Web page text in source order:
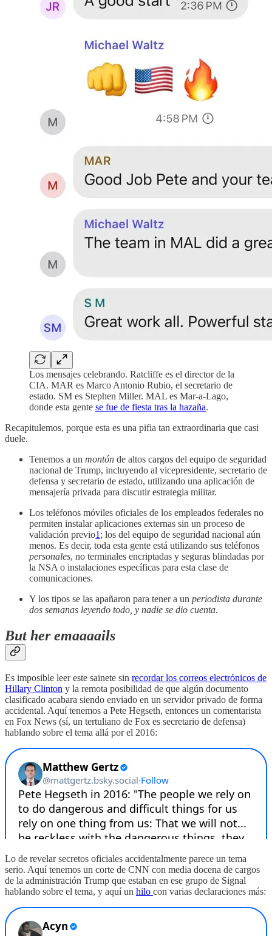
Los mensajes celebrando. Ratcliffe es el director de la
CIA. MAR es Marco Antonio Rubio, el secretario de
estado. SM es Stephen Miller. MAL es Mar-a-Lago,
donde esta gente se fue de fiesta tras la hazaña.
Recapitulemos, porque esta es una pifia tan extraordinaria que casi
duele.
Tenemos a un montón de altos cargos del equipo de seguridad
nacional de Trump, incluyendo al vicepresidente, secretario de
defensa y secretario de estado, utilizando una aplicación de
mensajería privada para discutir estrategia militar.
Los teléfonos móviles oficiales de los empleados federales no
permiten instalar aplicaciones externas sin un proceso de
validación previo1 ; los del equipo de seguridad nacional aún
menos. Es decir, toda esta gente está utilizando sus teléfonos
personales, no terminales encriptadas y seguras blindadas por
la NSA o instalaciones específicas para esta clase de
comunicaciones.
Y los tipos se las apañaron para tener a un periodista durante
dos semanas leyendo todo, y nadie se dio cuenta.
But her emaaaails
Es imposible leer este sainete sin recordarlos correos electrónicos de
Hillary Clinton y la remota posibilidad de que algún documento
clasificado acabara siendo enviado en un servidor privado de forma
accidental. Aquí tenemos a Pete Hegseth, entonces un comentarista
en Fox News (sí, un tertuliano de Fox es secretario de defensa)
hablando sobre el tema allá por el 2016:
Lo de revelar secretos oficiales accidentalmente parece un tema
serio. Aquí tenemos un corte de CNN con media docena de cargos
de la administración Trump que estaban en ese grupo de Signal
hablando sobre el tema, y aquí un hilo con varias declaraciones más: